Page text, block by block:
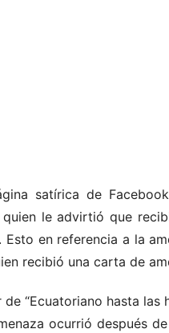
satírica de
le advirtió que
en referencia a la
recibió una carta de
“Ecuatoriano hasta las
ocurrió después